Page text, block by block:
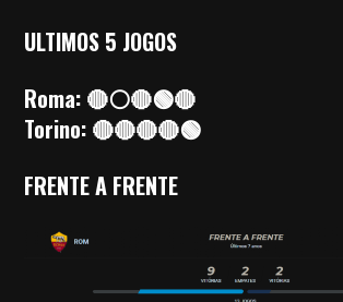
ULTIMOS 5 JOGOS
Roma: 🔴⚪🔴🟢🔴
Torino: 🔴🔴🔴🔴🟢
FRENTE A FRENTE